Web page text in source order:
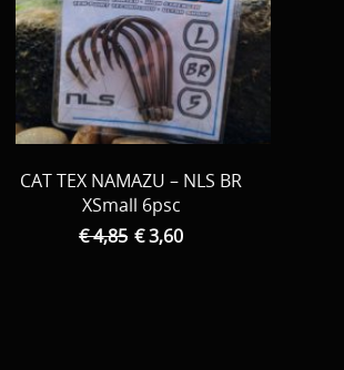
CAT TEX NAMAZU – NLS BR
XSmall 6psc
€ 4,85 € 3,60